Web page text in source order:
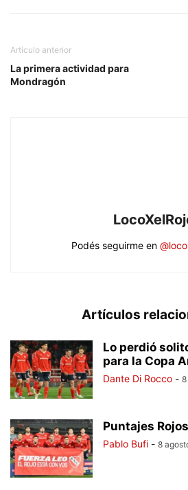
Artículo anterior
La primera actividad para
Mondragón
Podés seguirme en
Artículos
Lo perdió
para la Copa
Dante Di Rocco -
Puntajes
Pablo Bufi - 8